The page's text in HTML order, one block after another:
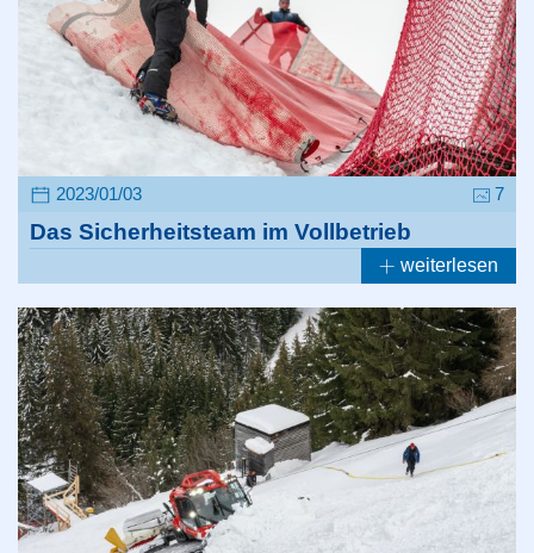
2023/01/03 7
Das Sicherheitsteam im Vollbetrieb
weiterlesen